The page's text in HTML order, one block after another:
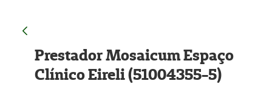
Prestador Mosaicum Espaço
Clínico Eireli (51004355-5)